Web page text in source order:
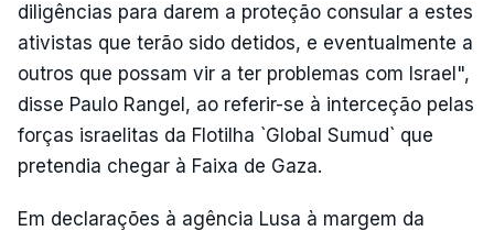
diligências para darem a proteção consular a estes
ativistas que terão sido detidos, e eventualmente a
outros que possam vir a ter problemas com Israel",
disse Paulo Rangel, ao referir-se à interceção pelas
forças israelitas da Flotilha `Global Sumud` que
pretendia chegar à Faixa de Gaza.
Em declarações à agência Lusa à margem da